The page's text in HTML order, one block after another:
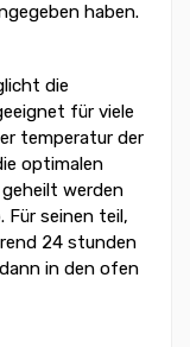
haben.
die
für viele
temperatur der
optimalen
werden
Für seinen teil,
24 stunden
in den ofen